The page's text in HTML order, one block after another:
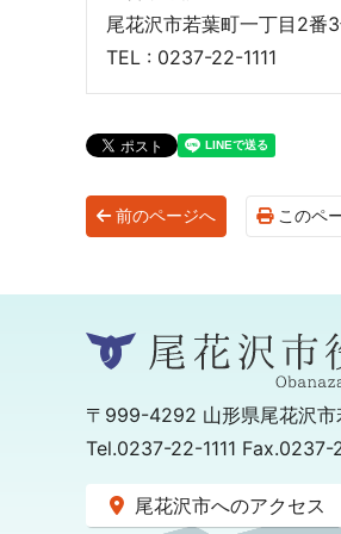
尾花沢市若葉町一丁目2番
TEL : 0237-22-1111
前のページへ このペ
〒999-4292 山形県尾花沢
Tel.0237-22-1111 Fax.0237-
尾花沢市へのアクセス